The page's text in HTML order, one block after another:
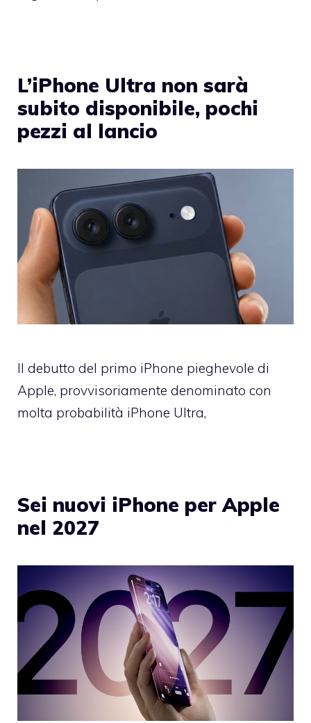
L’iPhone Ultra non sarà
subito disponibile, pochi
pezzi al lancio
Il debutto del primo iPhone pieghevole di
Apple, provvisoriamente denominato con
molta probabilità iPhone Ultra,
Sei nuovi iPhone per Apple
nel 2027